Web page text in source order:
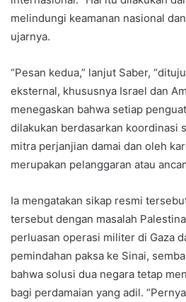
melindungi keamanan nasional
ujarnya.
“Pesan kedua,” lanjut Saber,
eksternal, khususnya Israel dan
menegaskan bahwa setiap
dilakukan berdasarkan koordinasi
mitra perjanjian damai dan oleh
merupakan pelanggaran atau
Ia mengatakan sikap resmi
tersebut dengan masalah
perluasan operasi militer di Gaza
pemindahan paksa ke Sinai,
bahwa solusi dua negara tetap
bagi perdamaian yang adil.